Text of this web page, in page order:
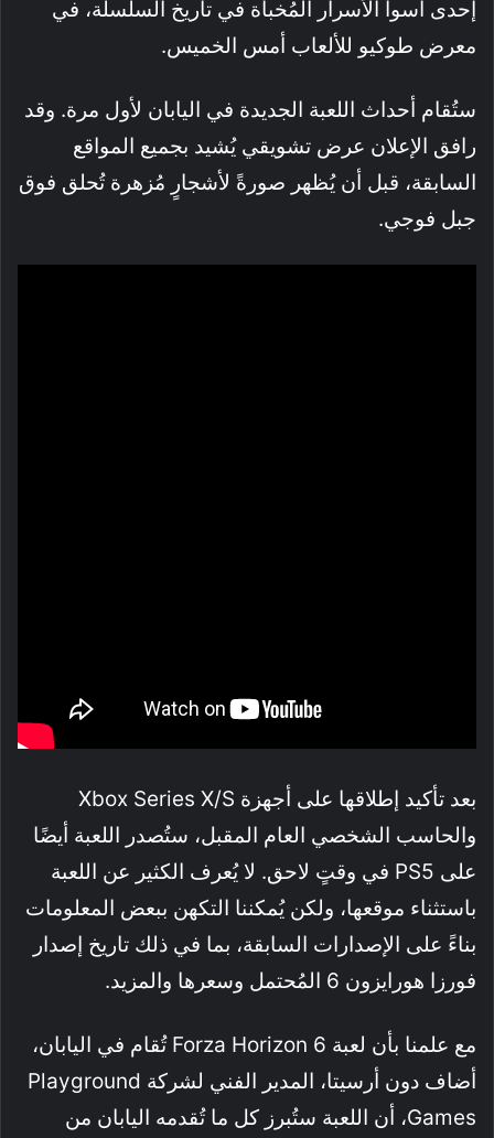
إحدى أسوأ الأسرار المُخبأة في تاريخ السلسلة، في
معرض طوكيو للألعاب أمس الخميس.
ستُقام أحداث اللعبة الجديدة في اليابان لأول مرة. وقد
رافق الإعلان عرض تشويقي يُشيد بجميع المواقع
السابقة، قبل أن يُظهر صورةً لأشجارٍ مُزهرة تُحلق فوق
جبل فوجي.
بعد تأكيد إطلاقها على أجهزة Xbox Series X/S
والحاسب الشخصي العام المقبل، ستُصدر اللعبة أيضًا
على PS5 في وقتٍ لاحق. لا يُعرف الكثير عن اللعبة
باستثناء موقعها، ولكن يُمكننا التكهن ببعض المعلومات
بناءً على الإصدارات السابقة، بما في ذلك تاريخ إصدار
فورزا هورايزون 6 المُحتمل وسعرها والمزيد.
مع علمنا بأن لعبة Forza Horizon 6 تُقام في اليابان،
أضاف دون أرسيتا، المدير الفني لشركة Playground
Games، أن اللعبة ستُبرز كل ما تُقدمه اليابان من